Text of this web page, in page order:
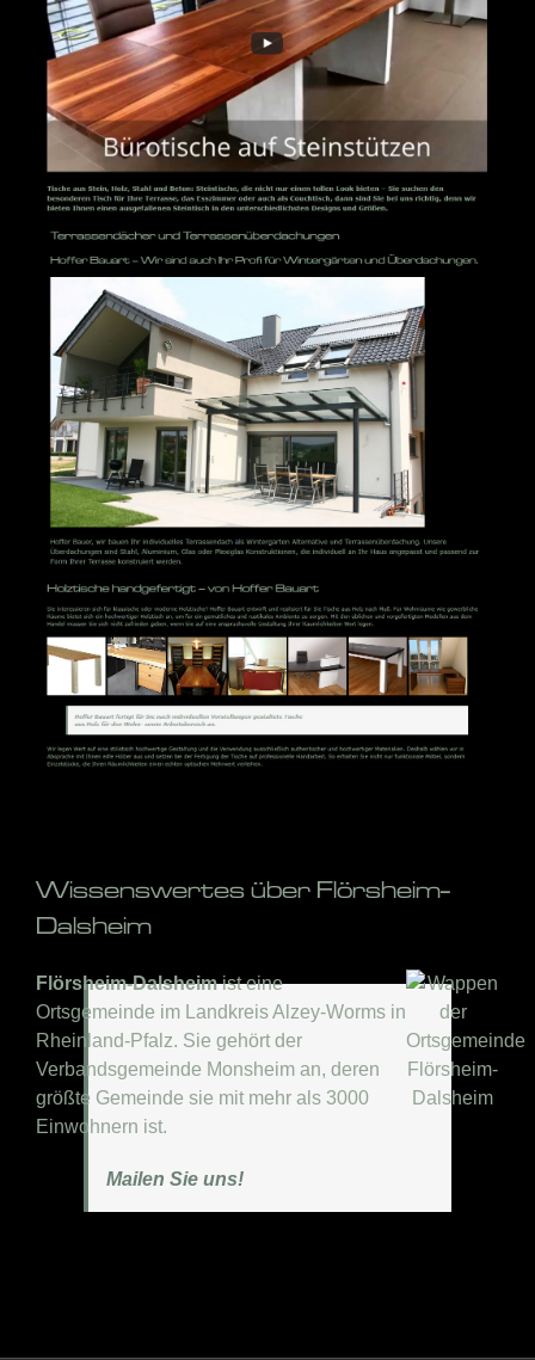
Wissenswertes über Flörsheim-
Dalsheim
Flörsheim-Dalsheimist eine
Ortsgemeinde im Landkreis Alzey-Worms in
Rheinland-Pfalz. Sie gehört der
Verbandsgemeinde Monsheim an, deren
größte Gemeinde sie mit mehr als 3000
Einwohnern ist.
Mailen Sie uns!